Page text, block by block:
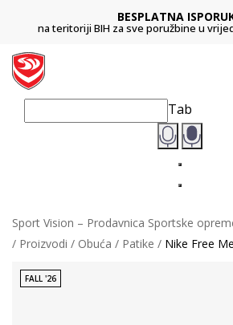
BESPLATNA
na teritoriji BIH za sve poružbine u
Tab
Sport Vision – Prodavnica Sportske
Proizvodi
Obuća Patike Nike Free
FALL '26